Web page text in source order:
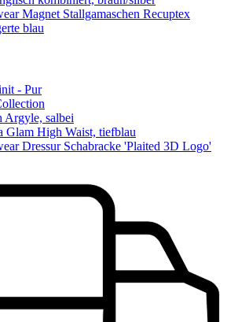
Magnet Stallgamaschen Recuptex
blau
- Pur
Argyle, salbei
Glam High Waist, tiefblau
Dressur Schabracke 'Plaited 3D Logo'